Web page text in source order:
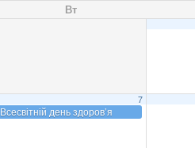
Вт
7
Всесвітній день здоров’я